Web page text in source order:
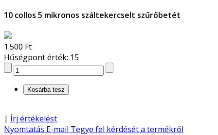
10 collos 5 mikronos száltekercselt szűrőbetét
1.500 Ft
Hűségpont érték: 15
| Írj értékelést
Nyomtatás E-mail Tegye fel kérdését a termékről